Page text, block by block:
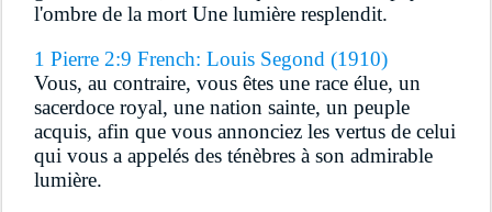
l'ombre de la mort Une lumière resplendit.
1 Pierre 2:9 French: Louis Segond (1910)
Vous, au contraire, vous êtes une race élue, un
sacerdoce royal, une nation sainte, un peuple
acquis, afin que vous annonciez les vertus de celui
qui vous a appelés des ténèbres à son admirable
lumière.